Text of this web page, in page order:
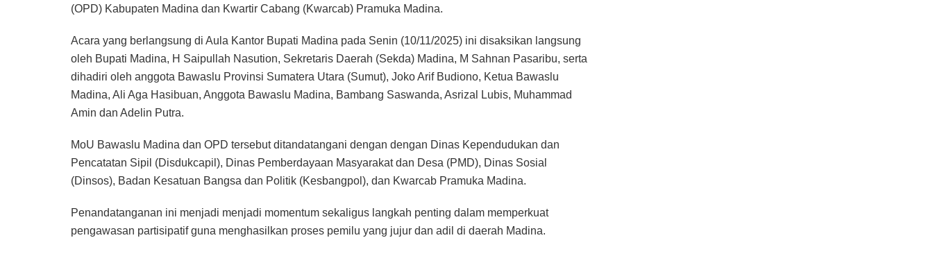
(OPD) Kabupaten Madina dan Kwartir Cabang (Kwarcab) Pramuka Madina.
‎Acara yang berlangsung di Aula Kantor Bupati Madina pada Senin (10/11/2025) ini disaksikan langsung
oleh Bupati Madina, H Saipullah Nasution, Sekretaris Daerah (Sekda) Madina, M Sahnan Pasaribu, serta
dihadiri oleh anggota Bawaslu Provinsi Sumatera Utara (Sumut), Joko Arif Budiono, Ketua Bawaslu
Madina, Ali Aga Hasibuan, Anggota Bawaslu Madina, Bambang Saswanda, Asrizal Lubis, Muhammad
Amin dan Adelin Putra.
‎MoU Bawaslu Madina dan OPD tersebut ditandatangani dengan dengan Dinas Kependudukan dan
Pencatatan Sipil (Disdukcapil), Dinas Pemberdayaan Masyarakat dan Desa (PMD), Dinas Sosial
(Dinsos), Badan Kesatuan Bangsa dan Politik (Kesbangpol), dan Kwarcab Pramuka Madina.
‎‎Penandatanganan ini menjadi menjadi momentum sekaligus langkah penting dalam memperkuat
pengawasan partisipatif guna menghasilkan proses pemilu yang jujur dan adil di daerah Madina.